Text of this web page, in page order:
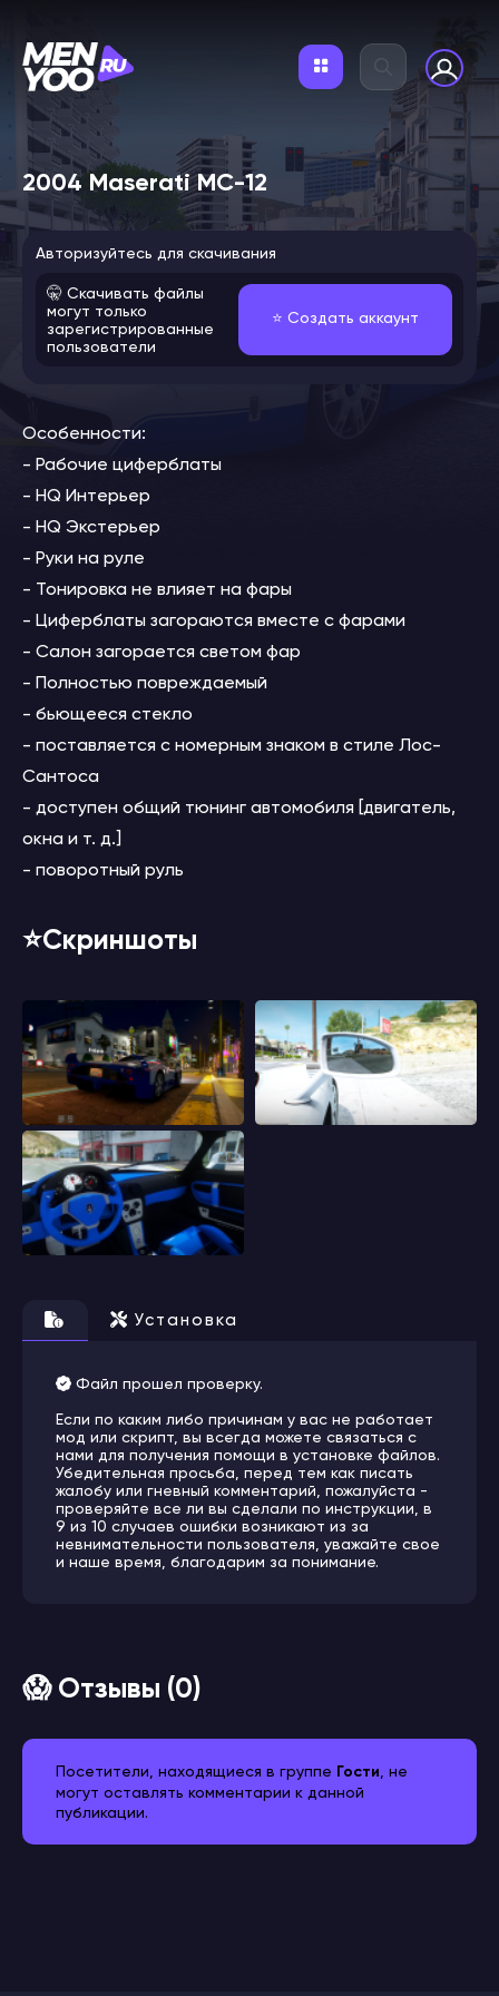
2004 Maserati MC-12
Авторизуйтесь для скачивания
🤫 Скачивать файлы
могут только
зарегистрированные
пользователи
⭐️ Создать аккаунт
Особенности:
- Рабочие циферблаты
- HQ Интерьер
- HQ Экстерьер
- Руки на руле
- Тонировка не влияет на фары
- Циферблаты загораются вместе с фарами
- Салон загорается светом фар
- Полностью повреждаемый
- бьющееся стекло
- поставляется с номерным знаком в стиле Лос-
Сантоса
- доступен общий тюнинг автомобиля [двигатель,
окна и т. д.]
- поворотный руль
⭐️Скриншоты
Установка
Файл прошел проверку.
Если по каким либо причинам у вас не работает
мод или скрипт, вы всегда можете связаться с
нами для получения помощи в установке файлов.
Убедительная просьба, перед тем как писать
жалобу или гневный комментарий, пожалуйста -
проверяйте все ли вы сделали по инструкции, в
9 из 10 случаев ошибки возникают из за
невнимательности пользователя, уважайте свое
и наше время, благодарим за понимание.
😱 Отзывы (0)
Посетители, находящиеся в группе Гости , не
могут оставлять комментарии к данной
публикации.